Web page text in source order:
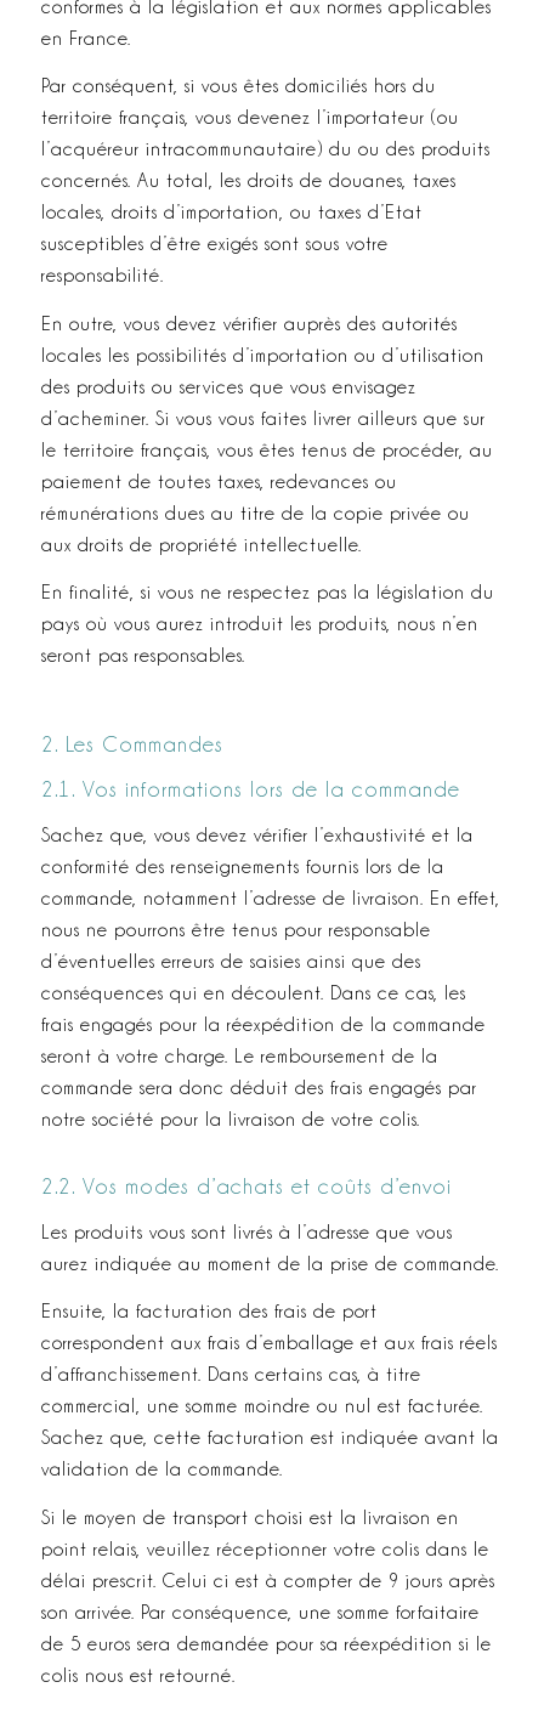
conformes à la législation et aux normes applicables
en France.
Par conséquent, si vous êtes domiciliés hors du
territoire français, vous devenez l’importateur (ou
l’acquéreur intra­communautaire) du ou des produits
concernés. Au total, les droits de douanes, taxes
locales, droits d’importation, ou taxes d’Etat
susceptibles d’être exigés sont sous votre
responsabilité.
En outre, vous devez vérifier auprès des autorités
locales les possibilités d’importation ou d’utilisation
des produits ou services que vous envisagez
d’acheminer. Si vous vous faites livrer ailleurs que sur
le territoire français, vous êtes tenus de procéder, au
paiement de toutes taxes, redevances ou
rémunérations dues au titre de la copie privée ou
aux droits de propriété intellectuelle.
En finalité, si vous ne respectez pas la législation du
pays où vous aurez introduit les produits, nous n’en
seront pas responsables.
2. Les Commandes
2.1. Vos informations lors de la commande
Sachez que, vous devez vérifier l’exhaustivité et la
conformité des renseignements fournis lors de la
commande, notamment l’adresse de livraison. En effet,
nous ne pourrons être tenus pour responsable
d’éventuelles erreurs de saisies ainsi que des
conséquences qui en découlent. Dans ce cas, les
frais engagés pour la réexpédition de la commande
seront à votre charge. Le remboursement de la
commande sera donc déduit des frais engagés par
notre société pour la livraison de votre colis.
2.2. Vos modes d’achats et coûts d’envoi
Les produits vous sont livrés à l’adresse que vous
aurez indiquée au moment de la prise de commande.
Ensuite, la facturation des frais de port
correspondent aux frais d’emballage et aux frais réels
d’affranchissement. Dans certains cas, à titre
commercial, une somme moindre ou nul est facturée.
Sachez que, cette facturation est indiquée avant la
validation de la commande.
Si le moyen de transport choisi est la livraison en
point relais, veuillez réceptionner votre colis dans le
délai prescrit. Celui ci est à compter de 9 jours après
son arrivée. Par conséquence, une somme forfaitaire
de 5 euros sera demandée pour sa réexpédition si le
colis nous est retourné.